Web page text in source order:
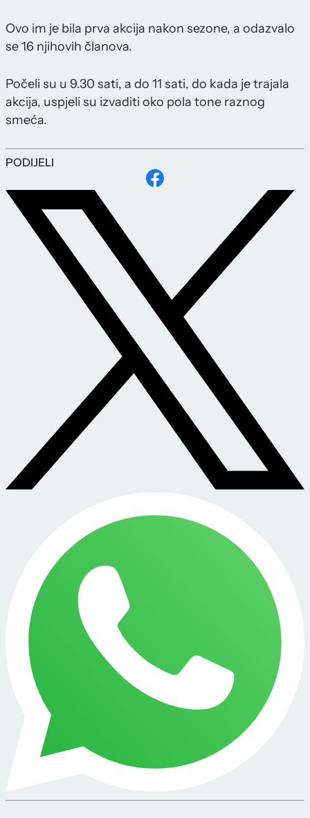
Ovo im je bila prva akcija nakon sezone, a odazvalo
se 16 njihovih članova.
Počeli su u 9.30 sati, a do 11 sati, do kada je trajala
akcija, uspjeli su izvaditi oko pola tone raznog
smeća.
PODIJELI